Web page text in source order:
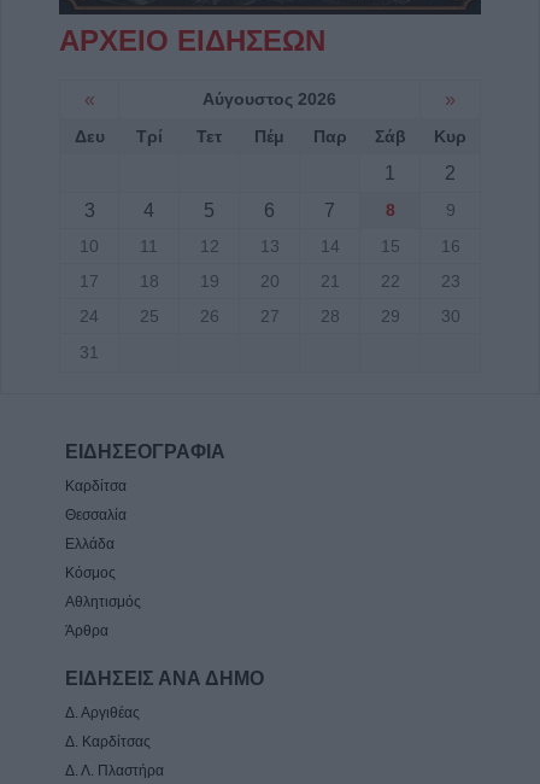
ΑΡΧΕΙΟ ΕΙΔΗΣΕΩΝ
« Αύγουστος 2026 »
Δευ Τρί Τετ Πέμ Παρ Σάβ Κυρ
1
2
3
4 5 6 7 8
9
10
11 12 13 14 15
16
17
18 19 20 21 22
23
24
25 26 27 28 29
30
31
ΕΙΔΗΣΕΟΓΡΑΦΙΑ
Καρδίτσα
Θεσσαλία
Ελλάδα
Κόσμος
Αθλητισμός
Άρθρα
ΕΙΔΗΣΕΙΣ ΑΝΑ ΔΗΜΟ
Δ. Αργιθέας
Δ. Καρδίτσας
Δ. Λ. Πλαστήρα